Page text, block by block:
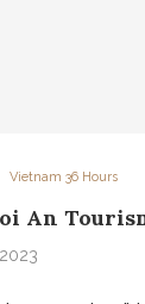
Vietnam 36 Hours
An